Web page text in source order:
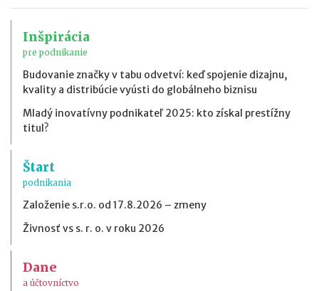
Inšpirácia
pre podnikanie
Budovanie značky v tabu odvetví: keď spojenie dizajnu,
kvality a distribúcie vyústi do globálneho biznisu
Mladý inovatívny podnikateľ 2025: kto získal prestížny
titul?
Štart
podnikania
Založenie s.r.o. od 17.8.2026 – zmeny
Živnosť vs s. r. o. v roku 2026
Dane
a účtovníctvo